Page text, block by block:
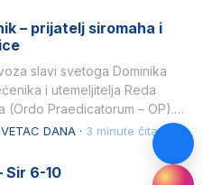
– prijatelj siromaha i
slavi svetoga Dominika
i utemeljitelja Reda
(Ordo Praedicatorum – OP).
dubokom ljubavlju prema
DANA · 3 minute čitanja
Sir 6-10